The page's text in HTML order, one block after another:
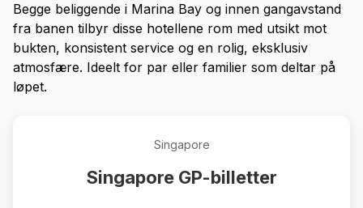
Begge beliggende i Marina Bay og innen gangavstand
fra banen tilbyr disse hotellene rom med utsikt mot
bukten, konsistent service og en rolig, eksklusiv
atmosfære. Ideelt for par eller familier som deltar på
løpet.
Singapore
Singapore GP-billetter